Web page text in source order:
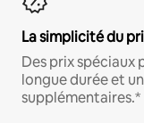
La simplicité du
Des prix spéciaux
longue durée et
supplémentaires.*